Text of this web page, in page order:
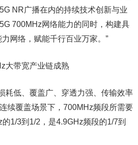
NR广播在内的持续技术创新与业
700MHz网络能力的同时，构建具
网络，赋能千行百业万家。”
大带宽产业链成熟
耗低、覆盖广、穿透力强、传输效率
续覆盖场景下，700MHz频段所需要
1/3到1/2，是4.9GHz频段的1/7到